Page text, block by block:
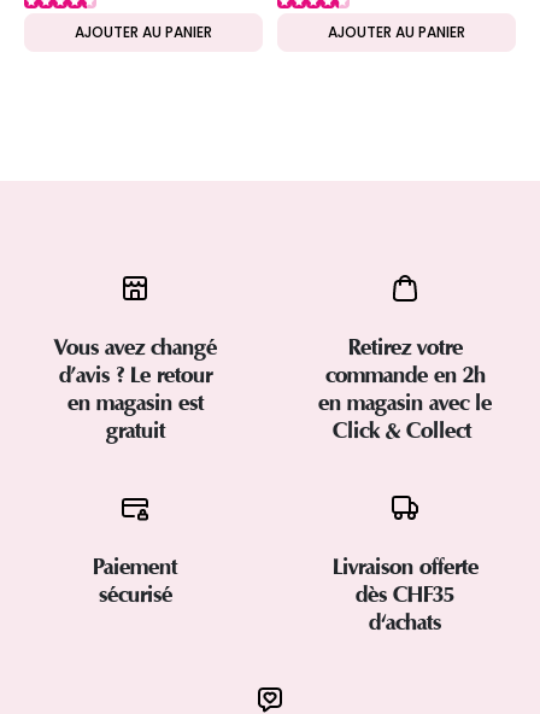
AJOUTER AU PANIER AJOUTER AU PANIER
Vous avez changé
d’avis ? Le retour
en magasin est
gratuit
Retirez votre
commande en 2h
en magasin avec le
Click & Collect
Paiement
sécurisé
Livraison offerte
dès CHF35
d'achats